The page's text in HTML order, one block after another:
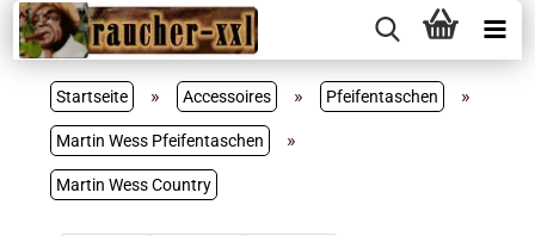
Startseite » Accessoires » Pfeifentaschen »
Martin Wess Pfeifentaschen »
Martin Wess Country